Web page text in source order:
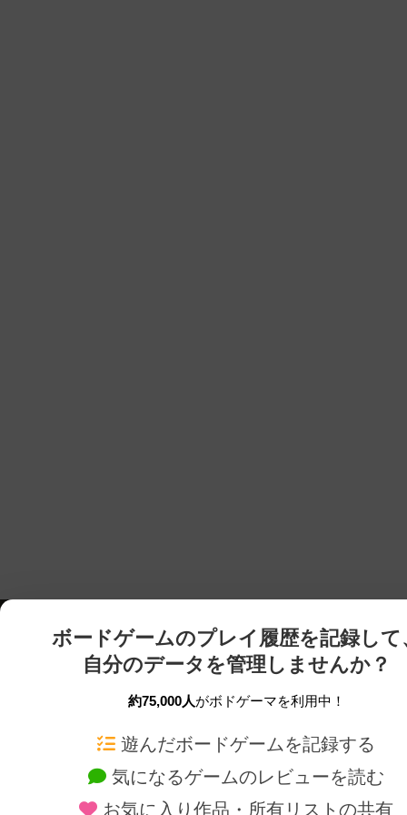
ボードゲームのプレイ履歴を記録して
自分のデータを管理しませんか？
約75,000人がボドゲーマを利用中！
遊んだボードゲームを記録する
気になるゲームのレビューを読む
お気に入り作品・所有リストの共有
ボードゲームを検索する 新作・再入荷情報